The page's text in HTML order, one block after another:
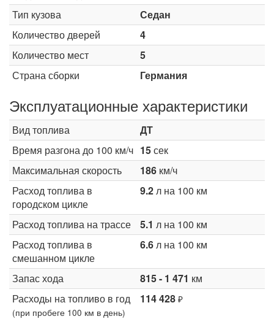
Тип кузова
Седан
Количество дверей
4
Количество мест
5
Страна сборки
Германия
Эксплуатационные характеристики
Вид топлива
ДТ
Время разгона до 100 км/ч 15сек
Максимальная скорость
186 км/ч
Расход топлива в
городском цикле
9.2л на 100 км
Расход топлива на трассе 5.1 л на 100 км
Расход топлива в
смешанном цикле
6.6л на 100 км
Запас хода 815 - 1 471 км
Расходы на топливо в год
(при пробеге 100 км в день)
114 428 ₽